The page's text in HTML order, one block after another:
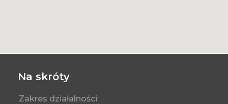
Na skróty
Zakres działalności